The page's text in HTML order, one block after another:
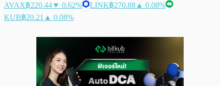
AVAX฿220.44▼ 0.62% LINK฿270.88 ▲ 0.08%
KUB฿20.21 ▲ 0.08%